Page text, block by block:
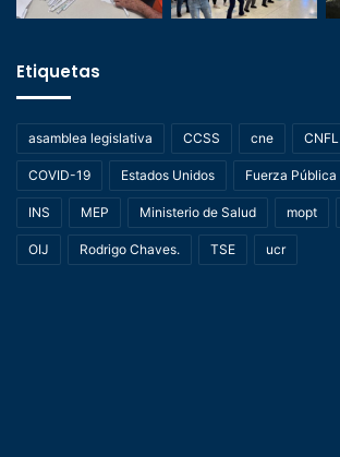
Etiquetas
asamblea legislativa CCSS cne CNFL
COVID-19 Estados Unidos Fuerza Pública
INS MEP Ministerio de Salud mopt
OIJ Rodrigo Chaves. TSE ucr